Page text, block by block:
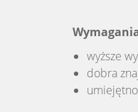
wyższe
dobra